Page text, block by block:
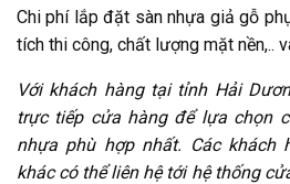
Chi phí lắp đặt sàn nhựa giả gỗ
tích thi công, chất lượng mặt nền,..
Với khách hàng tại tỉnh Hải
trực tiếp cửa hàng để lựa chọn
nhựa phù hợp nhất. Các khách
khác có thể liên hệ tới hệ thống